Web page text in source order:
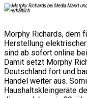
Morphy Richards, dem
Herstellung
sind ab sofort online
Damit setzt Morphy
Deutschland fort und
Handel weiter aus.
Haushaltskleingeräte